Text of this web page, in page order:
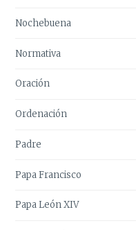
Nochebuena
Normativa
Oración
Ordenación
Padre
Papa Francisco
Papa León XIV